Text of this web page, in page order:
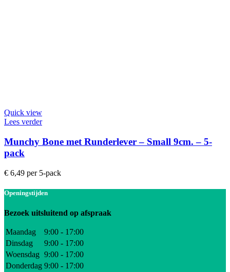
Quick view
Lees verder
Munchy Bone met Runderlever – Small 9cm. – 5-
pack
€ 6,49 per 5-pack
Openingstijden
Bezoek uitsluitend op afspraak
Maandag
9:00 - 17:00
Dinsdag
9:00 - 17:00
Woensdag 9:00 - 17:00
Donderdag 9:00 - 17:00